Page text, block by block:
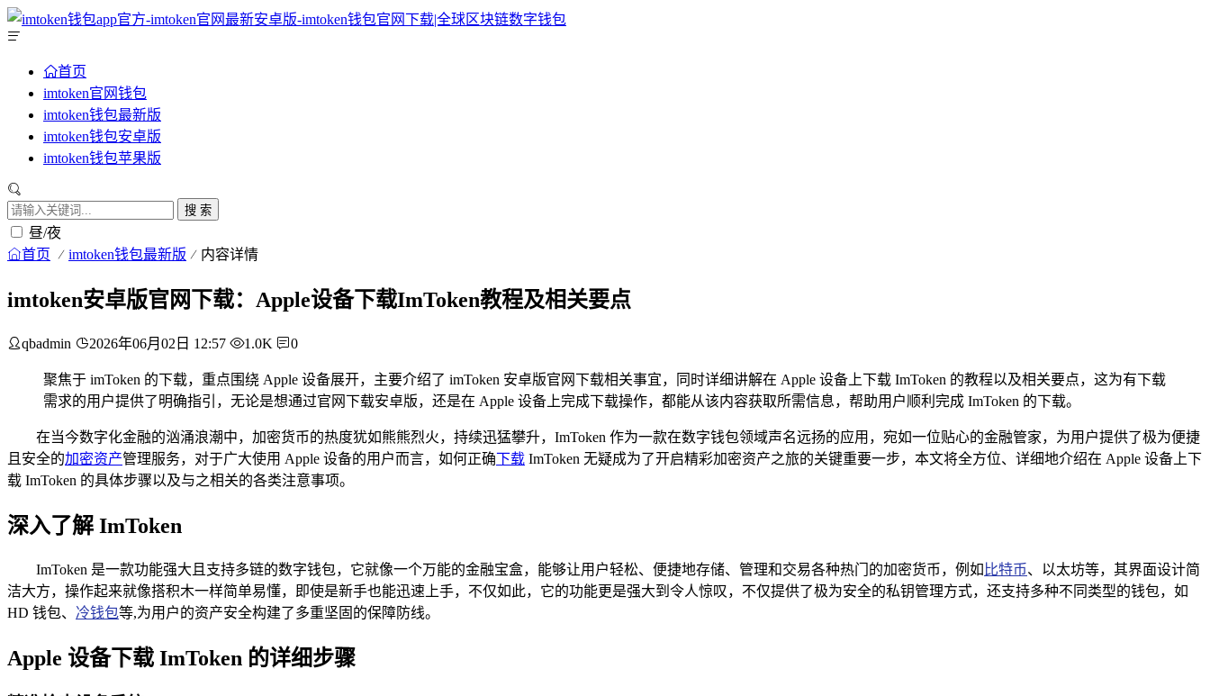
首页
imtoken官网钱包
imtoken钱包最新版
imtoken钱包安卓版
imtoken钱包苹果版
搜 索
昼/夜
首页 imtoken钱包最新版 内容详情
imtoken安卓版官网下载：Apple设备下载ImToken教程及相关要点
qbadmin 2026年06月02日 12:57 1.0K 0
聚焦于 imToken 的下载，重点围绕 Apple 设备展开，主要介绍了 imToken 安卓版官网下载相关事宜，同时详细讲解在 Apple 设备上下载 ImToken 的教程以及相关要点，这为有下载
需求的用户提供了明确指引，无论是想通过官网下载安卓版，还是在 Apple 设备上完成下载操作，都能从该内容获取所需信息，帮助用户顺利完成 ImToken 的下载。
在当今数字化金融的汹涌浪潮中，加密货币的热度犹如熊熊烈火，持续迅猛攀升，ImToken 作为一款在数字钱包领域声名远扬的应用，宛如一位贴心的金融管家，为用户提供了极为便捷
且安全的加密资产管理服务，对于广大使用 Apple 设备的用户而言，如何正确下载 ImToken 无疑成为了开启精彩加密资产之旅的关键重要一步，本文将全方位、详细地介绍在 Apple 设备上下
载 ImToken 的具体步骤以及与之相关的各类注意事项。
深入了解 ImToken
ImToken 是一款功能强大且支持多链的数字钱包，它就像一个万能的金融宝盒，能够让用户轻松、便捷地存储、管理和交易各种热门的加密货币，例如 比特币、以太坊等，其界面设计简
洁大方，操作起来就像搭积木一样简单易懂，即使是新手也能迅速上手，不仅如此，它的功能更是强大到令人惊叹，不仅提供了极为安全的私钥管理方式，还支持多种不同类型的钱包，如
HD 钱包、 冷钱包等,为用户的资产安全构建了多重坚固的保障防线。
Apple 设备下载 ImToken 的详细步骤